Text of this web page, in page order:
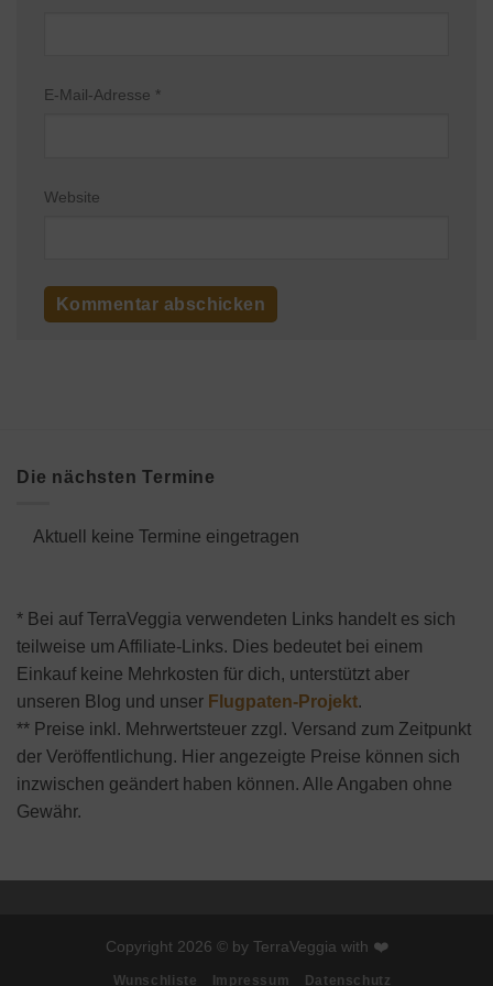
E-Mail-Adresse *
Website
Die nächsten Termine
Aktuell keine Termine eingetragen
* Bei auf TerraVeggia verwendeten Links handelt es sich
teilweise um Affiliate-Links. Dies bedeutet bei einem
Einkauf keine Mehrkosten für dich, unterstützt aber
unseren Blog und unser Flugpaten-Projekt.
** Preise inkl. Mehrwertsteuer zzgl. Versand zum Zeitpunkt
der Veröffentlichung. Hier angezeigte Preise können sich
inzwischen geändert haben können. Alle Angaben ohne
Gewähr.
Copyright 2026 © by TerraVeggia with ❤️
Wunschliste Impressum Datenschutz